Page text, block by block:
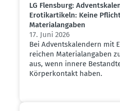
LG Flensburg:
Erotik­ar­tikeln: Keine
Materi­al­an­gaben
17. Juni 2026
Bei Adventskalendern mit
reichen Materialangaben
aus, wenn innere
Körperkontakt haben.